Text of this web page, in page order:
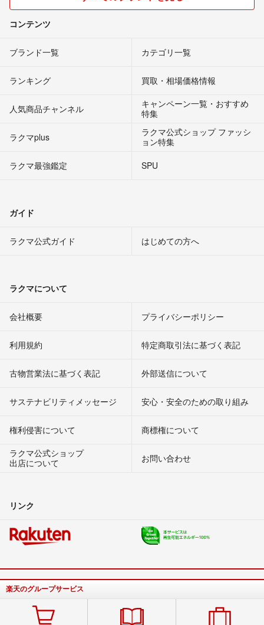
コンテンツ
ブランド一覧 カテゴリ一覧
ランキング 買取・相場価格情報
人気商品チャンネル
キャンペーン一覧・おすすめ
特集
ラクマplus
ラクマ公式ショップ ファッシ
ョン特集
ラクマ最強鑑定
SPU
ガイド
ラクマ公式ガイド はじめての方へ
ラクマについて
会社概要 プライバシーポリシー
利用規約 特定商取引法に基づく表記
古物営業法に基づく表記 外部送信について
サステナビリティメッセージ 安心・安全のための取り組み
権利侵害について
商標権について
ラクマ公式ショップ
出店について
お問い合わせ
リンク
楽天のグループサービス